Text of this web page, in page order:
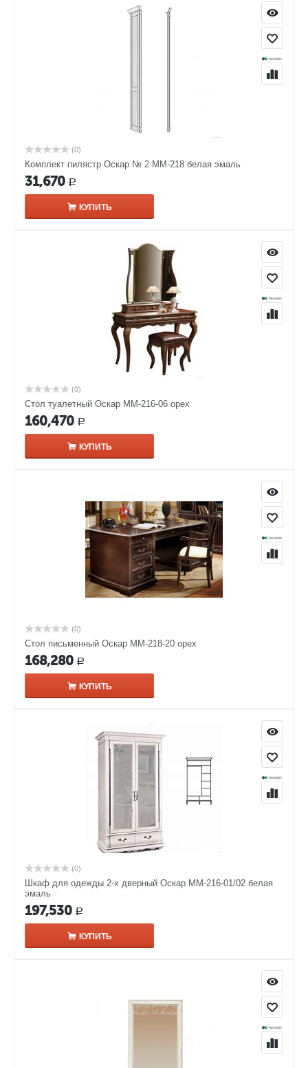
(0)
Комплект пилястр Оскар № 2 ММ-218 белая эмаль
31,670 Р
КУПИТЬ
(0)
Стол туалетный Оскар ММ-216-06 орех
160,470 Р
КУПИТЬ
(0)
Стол письменный Оскар ММ-218-20 орех
168,280 Р
КУПИТЬ
(0)
Шкаф для одежды 2-х дверный Оскар ММ-216-01/02 белая
эмаль
197,530 Р
КУПИТЬ